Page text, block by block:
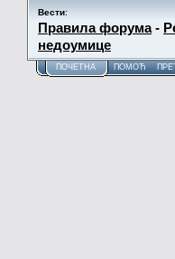
Вести:
Правила форума-
недоумице
ПОЧЕТНА ПОМОЋ